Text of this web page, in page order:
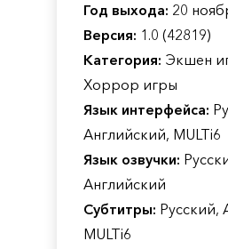
Год выхода: 20
Версия: 1.0 (42819)
Категория: Экшен
Хоррор игры
Язык интерфейса:
Английский, MULTi6
Язык озвучки:
Английский
Субтитры: Русский,
MULTi6